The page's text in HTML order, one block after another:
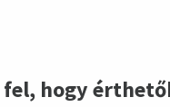
hogy